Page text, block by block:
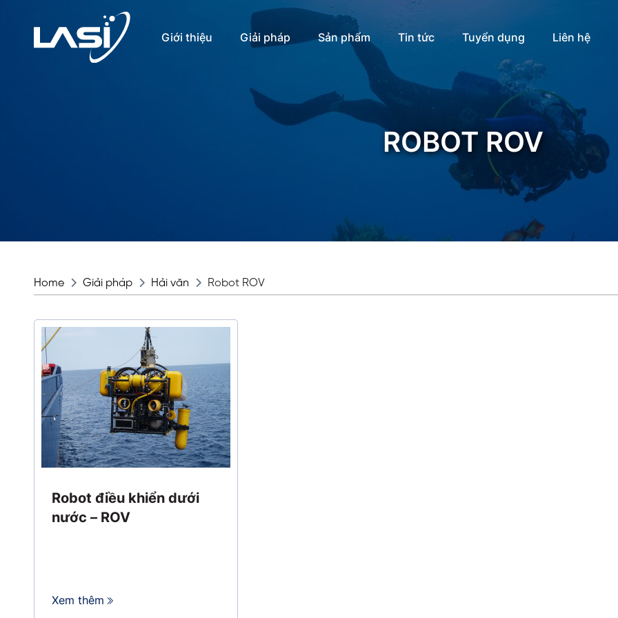
Giới thiệu Giải pháp Sản phẩm Tin tức Tuyển dụng Liên hệ
ROBOT ROV
Home Giải pháp Hải văn Robot ROV
Robot điều khiển dưới
nước – ROV
Xem thêm